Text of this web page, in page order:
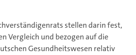
stellen darin fest,
Vergleich und bezogen auf die
Gesundheitswesen relativ